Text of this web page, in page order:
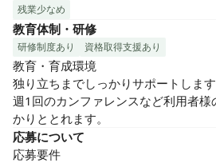
残業少なめ
教育体制・研修
研修制度あり 資格取得支援あり
教育・育成環境
独り立ちまでしっかりサポートします
週1回のカンファレンスなど利用者様
かりととれます。
応募について
応募要件